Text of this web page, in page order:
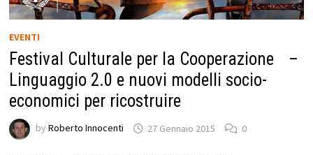
EVENTI
Festival Culturale per la Cooperazione –
Linguaggio 2.0 e nuovi modelli socio-
economici per ricostruire
by Roberto Innocenti 27 Gennaio 2015 0